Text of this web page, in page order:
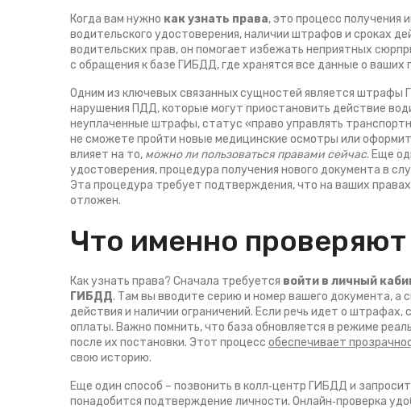
Когда вам нужно как узнать права, это процесс получения
водительского удостоверения, наличии штрафов и сроках
водительских прав, он помогает избежать неприятных
с обращения к базе ГИБДД, где хранятся все данные о ваших
Одним из ключевых связанных сущностей является штрафы
нарушения ПДД, которые могут приостановить действие
неуплаченные штрафы, статус «право управлять
не сможете пройти новые медицинские осмотры или
влияет на то, можно ли пользоваться правами сейчас. Еще
удостоверения,процедура получения нового документа в
Эта процедура требует подтверждения, что на ваших
отложен.
Что именно проверяют
Как узнать права? Сначала требуется войти в личный
ГИБДД. Там вы вводите серию и номер вашего документа, а
действия и наличии ограничений. Если речь идет о
оплаты. Важно помнить, что база обновляется в режиме
после их постановки. Этот процесс обеспечивает
свою историю.
Еще один способ – позвонить в колл‑центр ГИБДД и
понадобится подтверждение личности. Онлайн‑проверка